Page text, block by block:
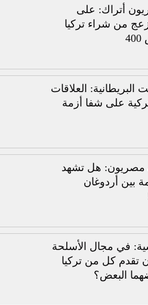
أتراك: على
من شراء تركيا
البريطانية: العلاقات
على شفا أزمة
مصريون: هل تشهد
بين أردوغان
في مجال الأسلحة
تقدم كل من تركيا
البعض؟